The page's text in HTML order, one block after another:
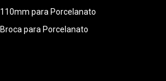
110mm para Porcelanato
Broca para Porcelanato